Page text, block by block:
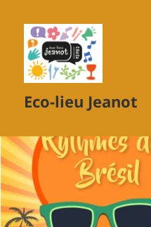
Eco-lieu Jeanot